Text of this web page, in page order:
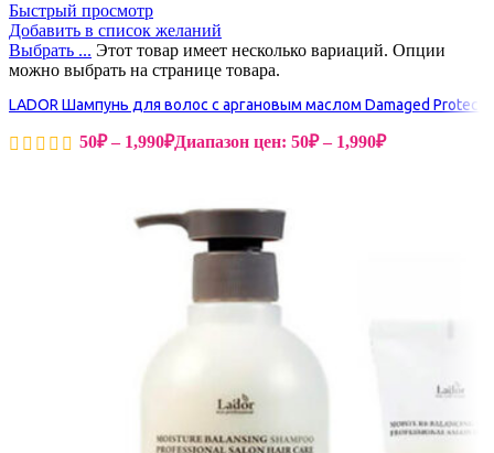
Быстрый просмотр
Добавить в список желаний
Выбрать ... Этот товар имеет несколько вариаций. Опции
можно выбрать на странице товара.
LADOR Шампунь для волос с аргановым маслом Damaged
50₽ – 1,990₽Диапазон цен: 50₽ – 1,990₽